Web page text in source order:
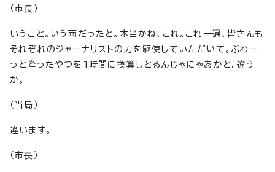
（市長）
いうこと。いう雨だったと。本当かね、これ。これ一遍、皆さんも
それぞれのジャーナリストの力を駆使していただいて。ぶわー
っと降ったやつを1時間に換算しとるんじゃにゃあかと。違う
か。
（当局）
違います。
（市長）